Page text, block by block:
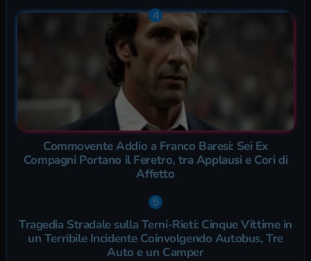
Commovente Addio a Franco Baresi: Sei Ex
Compagni Portano il Feretro, tra Applausi e Cori di
Affetto
Tragedia Stradale sulla Terni-Rieti: Cinque Vittime in
un Terribile Incidente Coinvolgendo Autobus, Tre
Auto e un Camper